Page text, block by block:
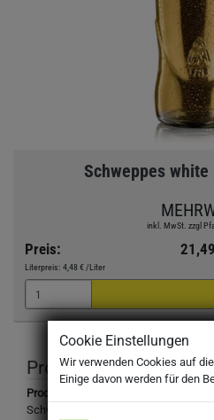
Schweppes white
inkl. MwSt. zzgl
Preis:
Literpreis: 4,48 € /Liter
Produktbeschreibung
Produktbezeichnung:
Schweppes White Peach
Cookie Einstellungen
Wir verwenden Cookies auf
Einige davon werden für den